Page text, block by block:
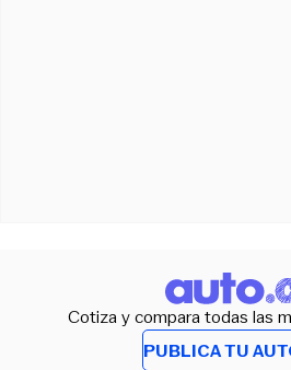
Cotiza y compara todas las
PUBLICA TU